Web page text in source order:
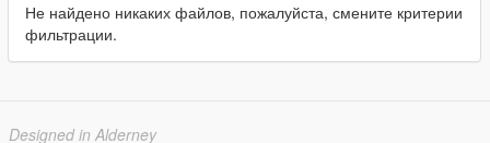
Не найдено никаких файлов, пожалуйста, смените критерии
фильтрации.
Designed in Alderney